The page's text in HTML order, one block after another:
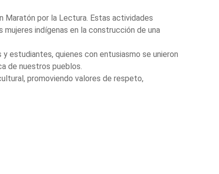
Maratón por la Lectura. Estas actividades
indígenas en la construcción de una
estudiantes, quienes con entusiasmo se unieron
de nuestros pueblos.
promoviendo valores de respeto,